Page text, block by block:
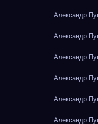
Александр
Александр
Александр
Александр
Александр
Александр